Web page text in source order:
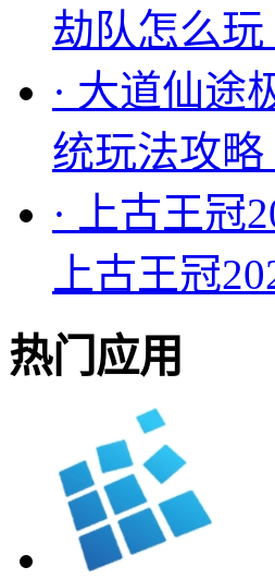
劫队怎么玩
· 大道仙途
统玩法攻略
·
上古王冠
上古王冠
热门应用